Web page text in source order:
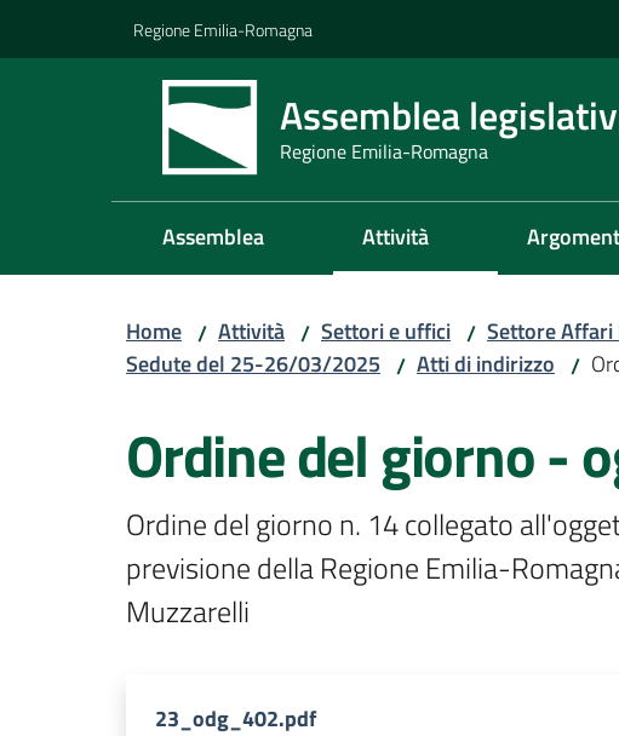
Regione Emilia-Romagna
Assemblea
Regione Emilia-Romagna
Assemblea Attività
Home / Attività / Settori e uffici / Settore Affari
Sedute del 25-26/03/2025 / Atti di indirizzo /
Ordine del giorno -
Ordine del giorno n. 14 collegato
previsione della Regione Emilia-
Muzzarelli
23_odg_402.pdf